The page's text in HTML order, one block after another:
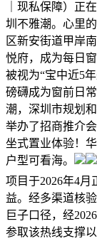
｜现私保障）正
圳不雅潮。心里
区新安街道甲岸
悦府，成为每日
被视为“宝中近5
磅礴成为窗前日
潮，深圳市规划
举办了招商推介
坐式置业体验！
户型可看海。
项目于2026年4
益。经多渠道核
巨子口径，经
参取该热线支撑